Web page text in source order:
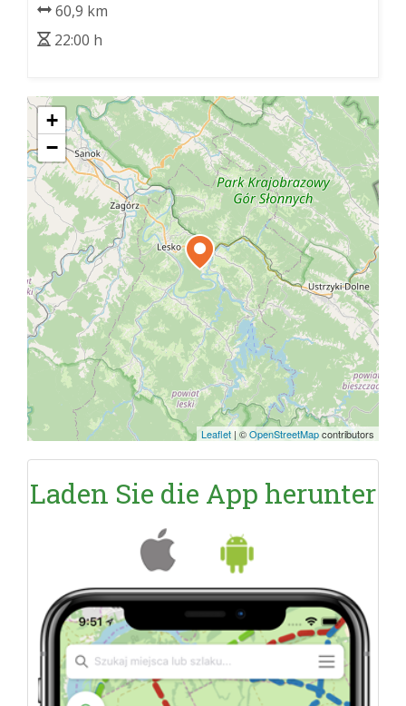
60,9 km
22:00 h
+
−
Leaflet | ©OpenStreetMapcontributors
Laden Sie die App herunter